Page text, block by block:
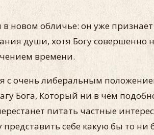
новом обличье: он уже
души, хотя Богу
времени.
с очень либеральным
Бога, Который ни в чем
питать частные
представить себе какую бы то